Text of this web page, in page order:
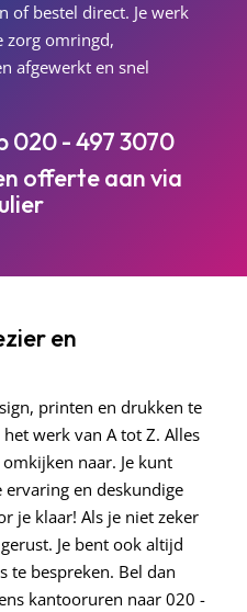
of bestel direct. Je werk
zorg omringd,
afgewerkt en snel
020 - 497 3070
offerte aan via
en
printen en drukken te
werk van A tot Z. Alles
naar. Je kunt
ervaring en deskundige
je klaar! Als je niet zeker
Je bent ook altijd
te bespreken. Bel dan
kantooruren naar 020 -